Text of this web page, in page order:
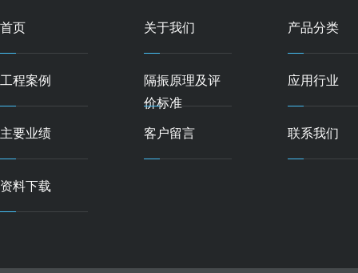
首页 关于我们 产品分类
工程案例
隔振原理及评
价标准
应用行业
主要业绩 客户留言 联系我们
资料下载